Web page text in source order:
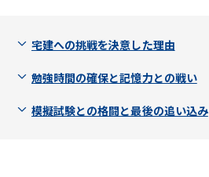
宅建への挑戦を決意した理由
勉強時間の確保と記憶力との戦い
模擬試験との格闘と最後の追い込み